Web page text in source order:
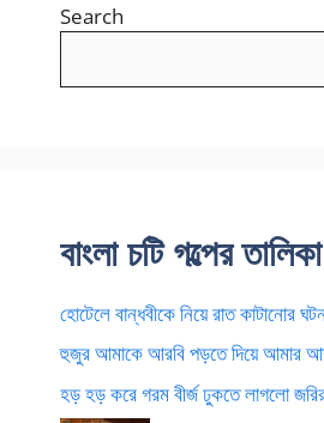
Search
বাংলা চটি গল্পের তালিকা
হোটেলে বান্ধবীকে নিয়ে রাত কাটানোর
হুজুর আমাকে আরবি পড়তে দিয়ে আমার
হড় হড় করে গরম বীর্জ ঢুকতে লাগলো